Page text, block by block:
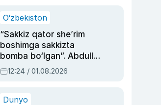
O‘zbekiston
“Sakkiz qator she’rim
boshimga sakkizta
bomba bo‘lgan”. Abdulla
Oripovni siyosiy
ayblovlardan asrab
12:24 / 01.08.2026
Dunyo